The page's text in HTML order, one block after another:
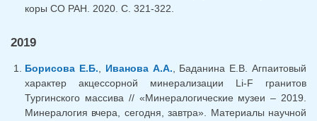
коры СО РАН. 2020. С. 321-322.
2019
Борисова Е.Б., Иванова А.А., Баданина Е.В. Агпаитовый
характер акцессорной минерализации Li-F гранитов
Тургинского массива // «Минералогические музеи – 2019.
Минералогия вчера, сегодня, завтра». Материалы научной